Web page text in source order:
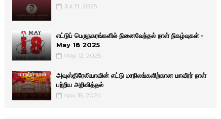
Jul 21, 2025
எட்டுப் பெருநகரங்களில் நினைவேந்தல் நாள் நிகழ்வுகள் -
May 18 2025
May 12, 2025
அவுஸ்திரேலியாவின் எட்டு மாநிலங்களிற்கான மாவீரர் நாள்
பற்றிய அறிவித்தல்
Nov 18, 2024